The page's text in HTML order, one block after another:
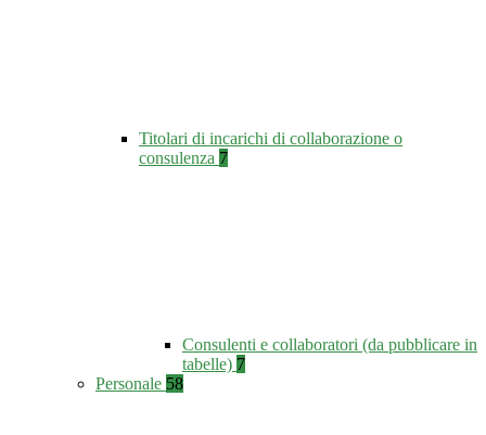
Titolari di incarichi di collaborazione o
consulenza 7
Consulenti e collaboratori (da pubblicare in
tabelle) 7
Personale 58